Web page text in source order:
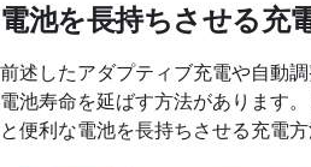
電池を長持ちさせる充
前述したアダプティブ充電や自動調
電池寿命を延ばす方法があります
と便利な電池を長持ちさせる充電方